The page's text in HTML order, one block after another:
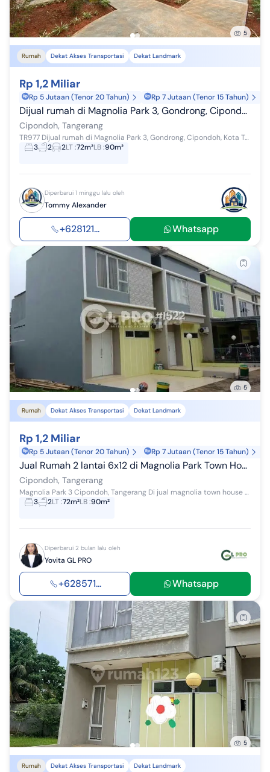
5
Rumah Dekat Akses Transportasi Dekat Landmark
Rp 1,2 Miliar
Rp 5 Jutaan (Tenor 20 Tahun) Rp 7 Jutaan (Tenor 15 Tahun)
Dijual rumah di Magnolia Park 3, Gondrong, Cipondoh, Kota Tangerang, Banten
Cipondoh, Tangerang
TR977 Dijual rumah di Magnolia Park 3, Gondrong, Cipondoh, Kota Tangerang, Banten (Deket Green Lake City, tol Karang Tengah) Harga Jual Rp 1.2 M (...
3
2 2LT:72m²LB:90m²
Diperbarui 1 minggu lalu oleh
Tommy Alexander
+628121... Whatsapp
5
Rumah Dekat Akses Transportasi Dekat Landmark
Rp 1,2 Miliar
Rp 5 Jutaan (Tenor 20 Tahun) Rp 7 Jutaan (Tenor 15 Tahun)
Jual Rumah 2 lantai 6x12 di Magnolia Park Town House 3 Dekat Tol Karang Tengah Cipondoh Tangerang
Cipondoh, Tangerang
Magnolia Park 3 Cipondoh, Tangerang Di jual magnolia town house 3. 1km dari green lake city Rumah 2 lantai Luas Tanah 72m2 Luas Bangunan 90m2 6x...
3
2LT:72m²LB:90m²
Diperbarui 2 bulan lalu oleh
Yovita GL PRO
+628571... Whatsapp
5
Rumah Dekat Akses Transportasi Dekat Landmark